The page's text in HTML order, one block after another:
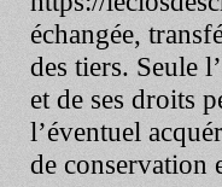
échangée,
des tiers. Seule
et de ses droits
l’éventuel
de conservation